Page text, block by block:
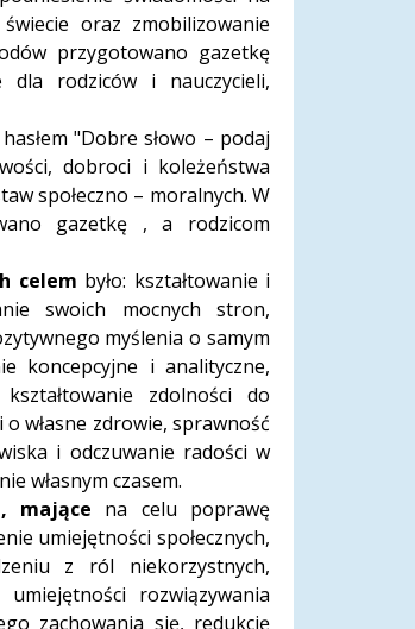
oraz zmobilizowanie
przygotowano gazetkę
dla rodziców i nauczycieli,
"Dobre słowo – podaj
dobroci i koleżeństwa
społeczno – moralnych. W
gazetkę , a rodzicom
celem było: kształtowanie i
swoich mocnych stron,
myślenia o samym
koncepcyjne i analityczne,
zdolności do
własne zdrowie, sprawność
i odczuwanie radości w
własnym czasem.
mające na celu poprawę
umiejętności społecznych,
z ról niekorzystnych,
rozwiązywania
zachowania się, redukcję